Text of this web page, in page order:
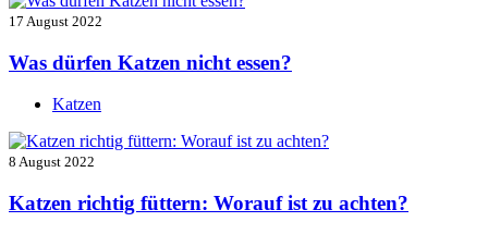
17 August 2022
Was dürfen Katzen nicht essen?
Katzen
8 August 2022
Katzen richtig füttern: Worauf ist zu achten?